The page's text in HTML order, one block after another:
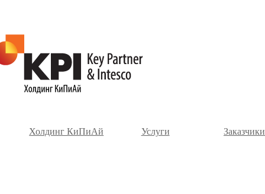
Холдинг КиПиАй Услуги Заказчики